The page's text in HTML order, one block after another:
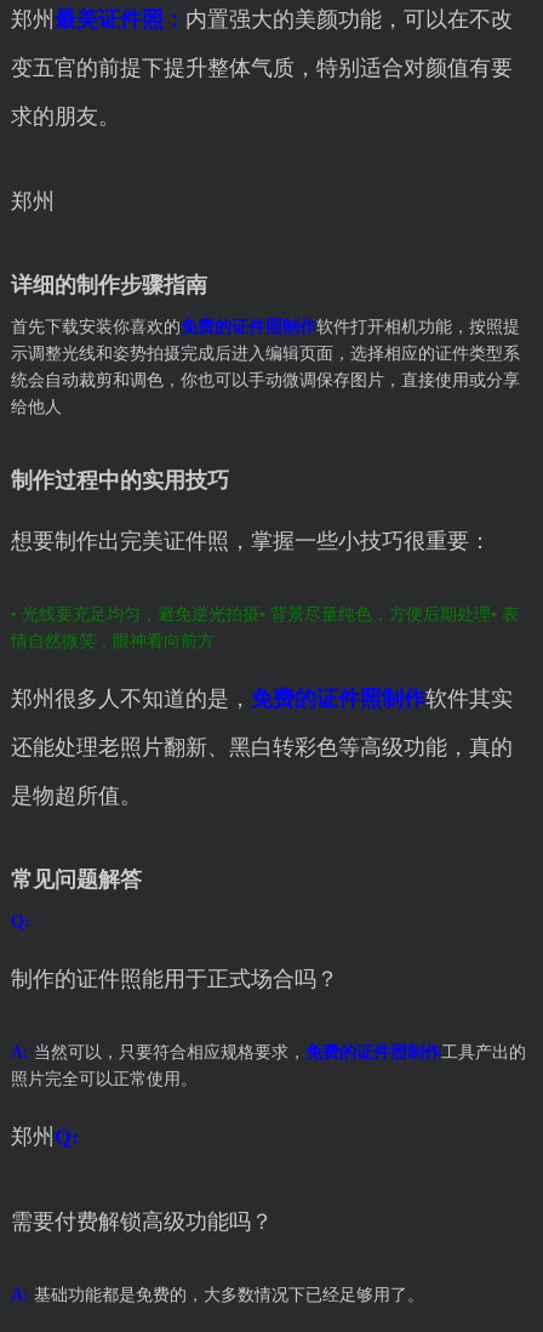
郑州 最美证件照： 内置强大的美颜功能，可以在不改
变五官的前提下提升整体气质，特别适合对颜值有要
求的朋友。
郑州
详细的制作步骤指南
首先下载安装你喜欢的免费的证件照制作软件打开相机功能，按照提
示调整光线和姿势拍摄完成后进入编辑页面，选择相应的证件类型系
统会自动裁剪和调色，你也可以手动微调保存图片，直接使用或分享
给他人
制作过程中的实用技巧
想要制作出完美证件照，掌握一些小技巧很重要：
• 光线要充足均匀，避免逆光拍摄• 背景尽量纯色，方便后期处理• 表
情自然微笑，眼神看向前方
郑州很多人不知道的是， 免费的证件照制作软件其实
还能处理老照片翻新、黑白转彩色等高级功能，真的
是物超所值。
常见问题解答
Q:
制作的证件照能用于正式场合吗？
A: 当然可以，只要符合相应规格要求， 免费的证件照制作工具产出的
照片完全可以正常使用。
郑州 Q:
需要付费解锁高级功能吗？
A: 基础功能都是免费的，大多数情况下已经足够用了。